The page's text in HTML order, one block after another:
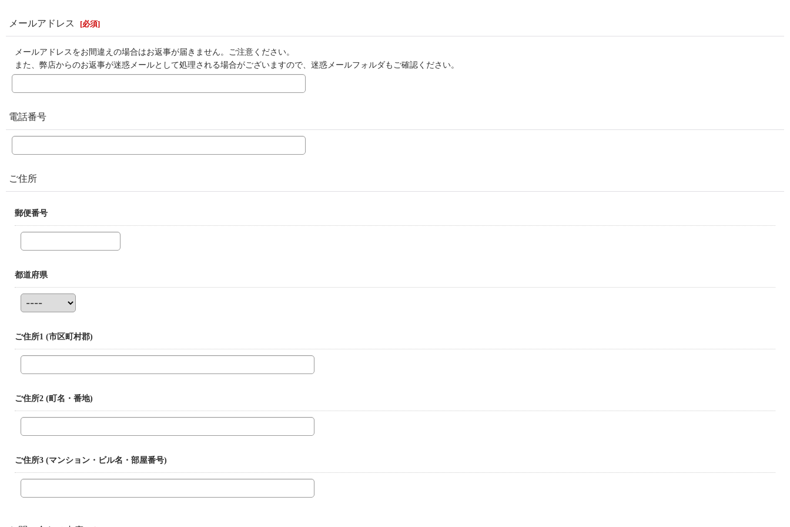
メールアドレス [必須]
メールアドレスをお間違えの場合はお返事が届きません。ご注意ください。
また、弊店からのお返事が迷惑メールとして処理される場合がございますので、迷惑メールフォルダもご確認ください。
電話番号
ご住所
郵便番号
都道府県
ご住所1 (市区町村郡)
ご住所2 (町名・番地)
ご住所3 (マンション・ビル名・部屋番号)